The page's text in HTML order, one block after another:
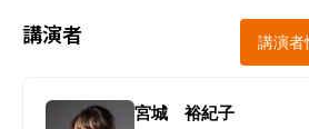
講演者 講演者
宮城 裕紀子